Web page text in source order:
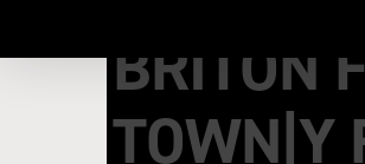
BRITON
TOWN|Y